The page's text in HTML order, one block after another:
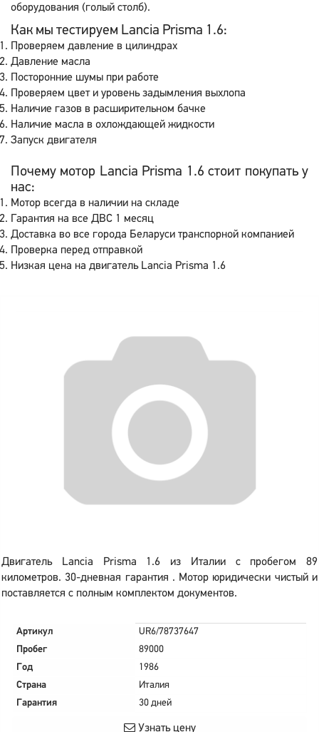
оборудования (голый столб).
Как мы тестируем Lancia Prisma 1.6:
Проверяем давление в цилиндрах
Давление масла
Посторонние шумы при работе
Проверяем цвет и уровень задымления выхлопа
Наличие газов в расширительном бачке
Наличие масла в охлождающей жидкости
Запуск двигателя
Почему мотор Lancia Prisma 1.6 стоит покупать у
нас:
Мотор всегда в наличии на складе
Гарантия на все ДВС 1 месяц
Доставка во все города Беларуси транспорной компанией
Проверка перед отправкой
Низкая цена на двигатель Lancia Prisma 1.6
Двигатель Lancia Prisma 1.6 из Италии с пробегом 89
километров. 30-дневная гарантия . Мотор юридически чистый и
поставляется с полным комплектом документов.
Артикул
UR6/78737647
Пробег
89000
Год
1986
Страна
Италия
Гарантия
30 дней
Узнать цену